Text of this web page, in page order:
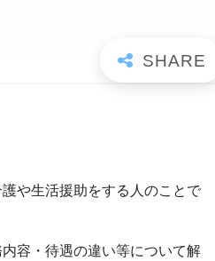
や生活援助をする人のことで
容・待遇の違い等について解